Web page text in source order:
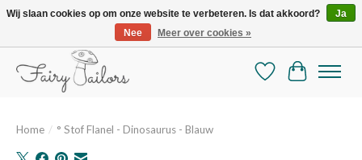
De mooiste online selectie stoffen en mercerie
Verlanglijst
Home / ° Stof Flanel - Dinosaurus - Blauw
Wij slaan cookies op om onze website te verbeteren. Is dat akkoord?
Ja
Nee
Meer over cookies »